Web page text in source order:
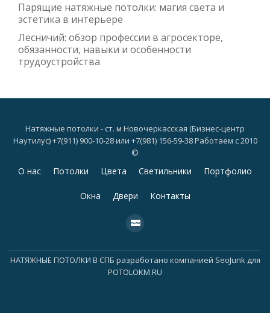
Парящие натяжные потолки: магия света и
эстетика в интерьере
Лесничий: обзор профессии в агросекторе,
обязанности, навыки и особенности
трудоустройства
Натяжные потолки - ст. м Новочеркасская (Бизнес-центр
Наутилус) +7(911) 900-10-28 или +7(981) 156-59-38 Работаем с 2010
©
Дополнительное
О нас Потолки Цвета Светильники Портфолио
Окна Двери Контакты
fa-
cc-
НАТЯЖНЫЕ ПОТОЛКИ В СПБ разработано компанией SeoJunk для
POTOLOKM.RU